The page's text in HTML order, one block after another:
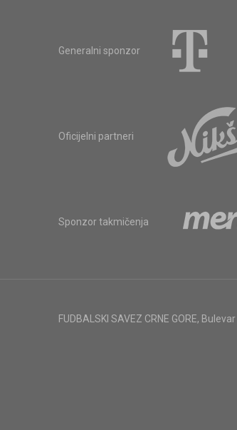
Generalni sponzor
Oficijelni partneri
Sponzor takmičenja
FUDBALSKI SAVEZ CRNE GORE,